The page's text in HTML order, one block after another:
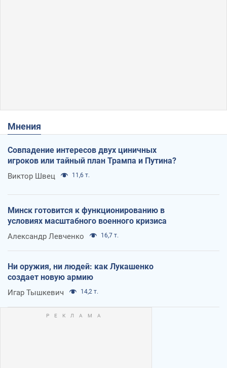
Мнения
Совпадение интересов двух циничных
игроков или тайный план Трампа и Путина?
Виктор Швец 11,6 т.
Минск готовится к функционированию в
условиях масштабного военного кризиса
Александр Левченко 16,7 т.
Ни оружия, ни людей: как Лукашенко
создает новую армию
Игар Тышкевич 14,2 т.